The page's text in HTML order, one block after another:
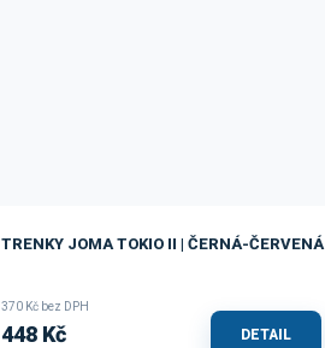
TRENKY JOMA TOKIO II | ČERNÁ-ČERVENÁ
370 Kč bez DPH
448 Kč DETAIL